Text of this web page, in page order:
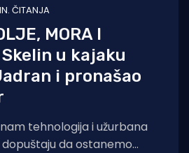
ČITANJA
MORA I
Skelin u kajaku
i pronašao
tehnologija i užurbana
da ostanemo